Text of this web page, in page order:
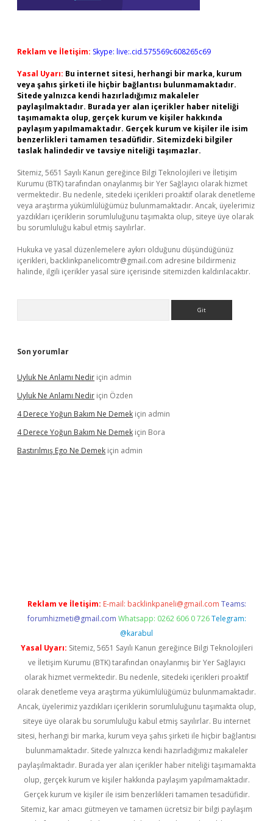
Reklam ve İletişim: Skype: live:.cid.575569c608265c69
Yasal Uyarı: Bu internet sitesi, herhangi bir marka, kurum
veya şahıs şirketi ile hiçbir bağlantısı bulunmamaktadır.
Sitede yalnızca kendi hazırladığımız makaleler
paylaşılmaktadır. Burada yer alan içerikler haber niteliği
taşımamakta olup, gerçek kurum ve kişiler hakkında
paylaşım yapılmamaktadır. Gerçek kurum ve kişiler ile isim
benzerlikleri tamamen tesadüfidir. Sitemizdeki bilgiler
taslak halindedir ve tavsiye niteliği taşımazlar.
Sitemiz, 5651 Sayılı Kanun gereğince Bilgi Teknolojileri ve İletişim
Kurumu (BTK) tarafından onaylanmış bir Yer Sağlayıcı olarak hizmet
vermektedir. Bu nedenle, sitedeki içerikleri proaktif olarak denetleme
veya araştırma yükümlülüğümüz bulunmamaktadır. Ancak, üyelerimiz
yazdıkları içeriklerin sorumluluğunu taşımakta olup, siteye üye olarak
bu sorumluluğu kabul etmiş sayılırlar.
Hukuka ve yasal düzenlemelere aykırı olduğunu düşündüğünüz
içerikleri, backlinkpanelicomtr@gmail.com adresine bildirmeniz
halinde, ilgili içerikler yasal süre içerisinde sitemizden kaldırılacaktır.
Son yorumlar
Uyluk Ne Anlamı Nedir için admin
Uyluk Ne Anlamı Nedir için Özden
4 Derece Yoğun Bakım Ne Demek için admin
4 Derece Yoğun Bakım Ne Demek için Bora
Bastırılmış Ego Ne Demek için admin
Reklam ve İletişim: E-mail: backlinkpaneli@gmail.com Teams:
forumhizmeti@gmail.com Whatsapp: 0262 606 0 726 Telegram:
@karabul
Yasal Uyarı: Sitemiz, 5651 Sayılı Kanun gereğince Bilgi Teknolojileri
ve İletişim Kurumu (BTK) tarafından onaylanmış bir Yer Sağlayıcı
olarak hizmet vermektedir. Bu nedenle, sitedeki içerikleri proaktif
olarak denetleme veya araştırma yükümlülüğümüz bulunmamaktadır.
Ancak, üyelerimiz yazdıkları içeriklerin sorumluluğunu taşımakta olup,
siteye üye olarak bu sorumluluğu kabul etmiş sayılırlar. Bu internet
sitesi, herhangi bir marka, kurum veya şahıs şirketi ile hiçbir bağlantısı
bulunmamaktadır. Sitede yalnızca kendi hazırladığımız makaleler
paylaşılmaktadır. Burada yer alan içerikler haber niteliği taşımamakta
olup, gerçek kurum ve kişiler hakkında paylaşım yapılmamaktadır.
Gerçek kurum ve kişiler ile isim benzerlikleri tamamen tesadüfidir.
Sitemiz, kar amacı gütmeyen ve tamamen ücretsiz bir bilgi paylaşım